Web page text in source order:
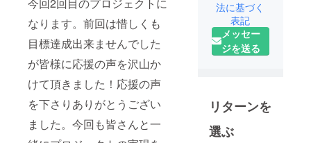
今回2回目のプロジェクトに
なります。前回は惜しくも
目標達成出来ませんでした
が皆様に応援の声を沢山か
けて頂きました！応援の声
を下さりありがとうござい
ました。今回も皆さんと一
千葉県木更
津市に店を
構えるカド
キ工業
検、自動車
整備を生業
法に基づく
表記
メッセー
ジを送る
リターンを
選ぶ